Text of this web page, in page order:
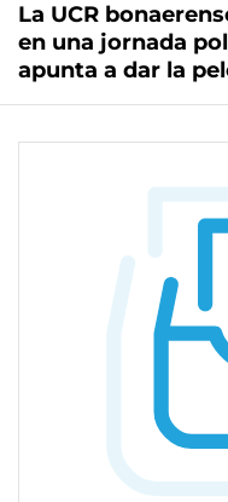
La UCR
en una jornada
apunta a dar la